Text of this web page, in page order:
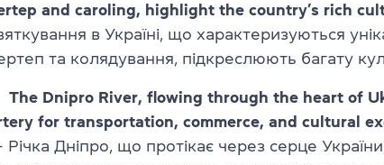
and caroling, highlight the country’s rich
в Україні, що характеризуються
та колядування, підкреслюють багату
The Dnipro River, flowing through the heart of
for transportation, commerce, and cultural
Дніпро, що протікає через серце